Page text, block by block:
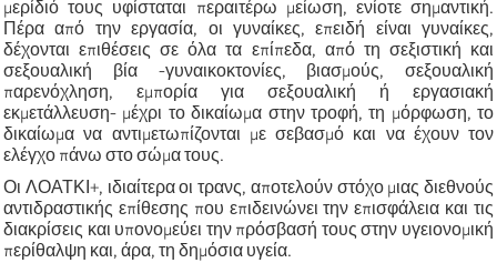
μερίδιό τους υφίσταται περαιτέρω μείωση, ενίοτε σημαντική.
Πέρα από την εργασία, οι γυναίκες, επειδή είναι γυναίκες,
δέχονται επιθέσεις σε όλα τα επίπεδα, από τη σεξιστική και
σεξουαλική βία -γυναικοκτονίες, βιασμούς, σεξουαλική
παρενόχληση, εμπορία για σεξουαλική ή εργασιακή
εκμετάλλευση- μέχρι το δικαίωμα στην τροφή, τη μόρφωση, το
δικαίωμα να αντιμετωπίζονται με σεβασμό και να έχουν τον
ελέγχο πάνω στο σώμα τους.
Οι ΛΟΑΤΚΙ+, ιδιαίτερα οι τρανς, αποτελούν στόχο μιας διεθνούς
αντιδραστικής επίθεσης που επιδεινώνει την επισφάλεια και τις
διακρίσεις και υπονομεύει την πρόσβασή τους στην υγειονομική
περίθαλψη και, άρα, τη δημόσια υγεία.